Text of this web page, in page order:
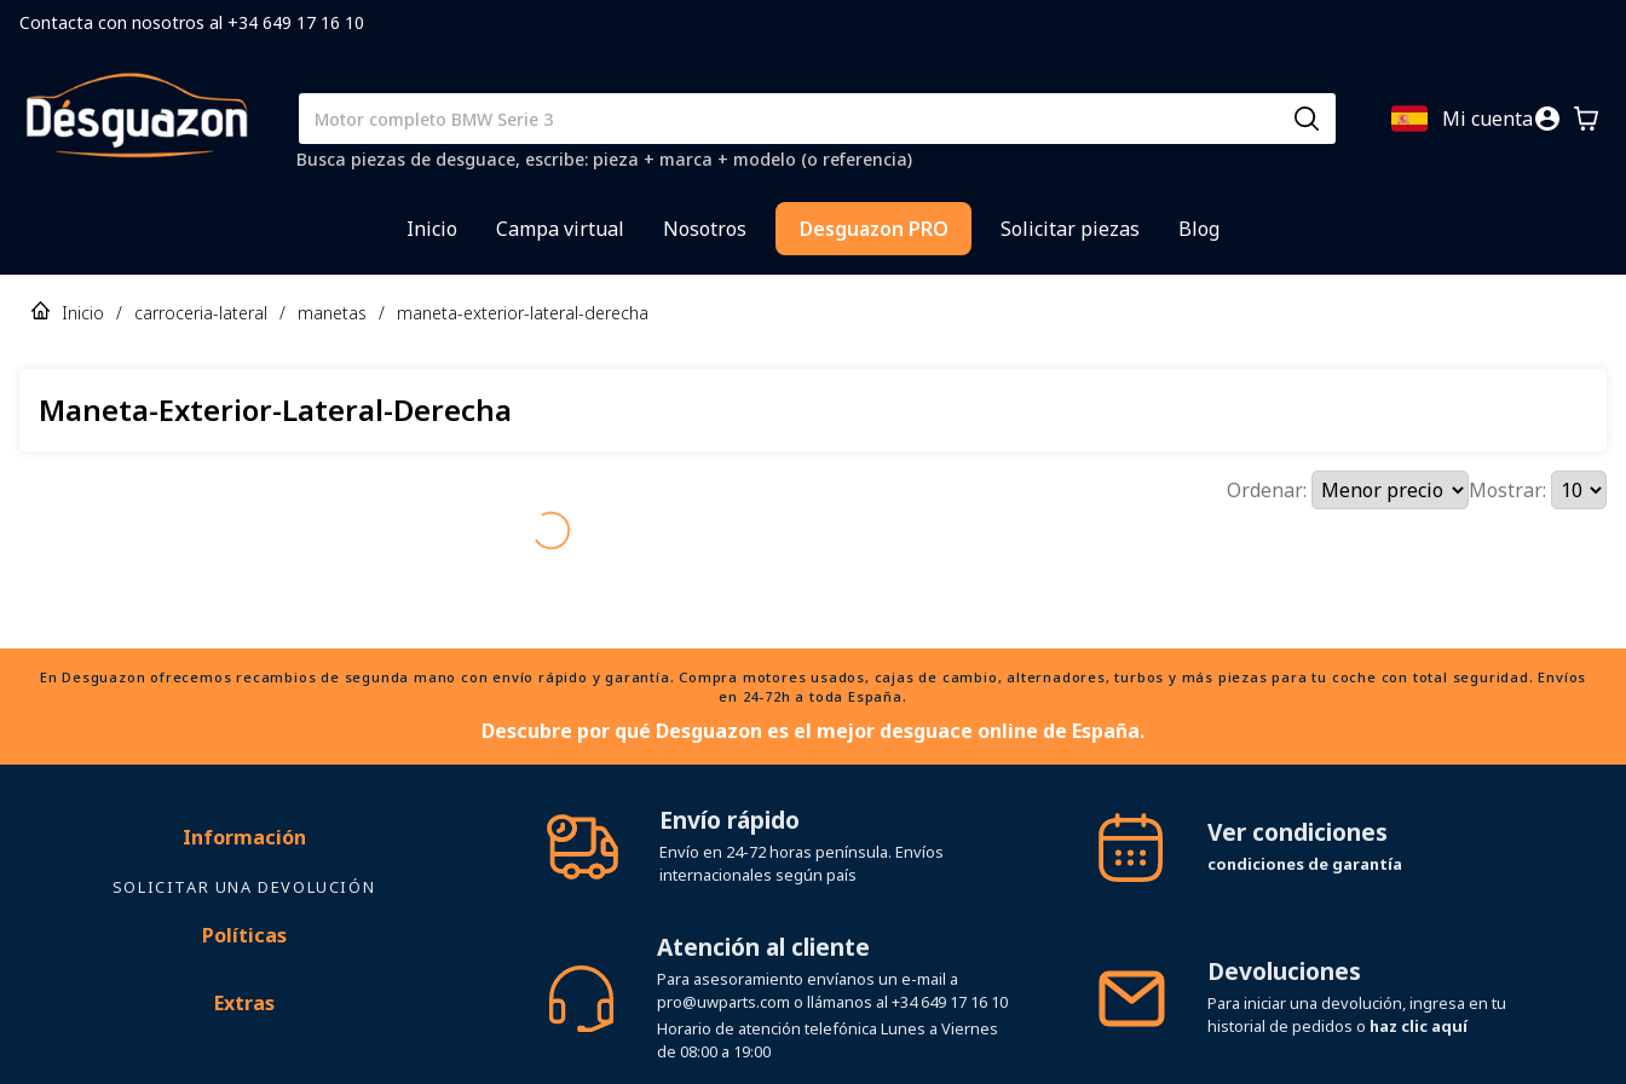
Contacta con nosotros al +34 649 17 16 10
Busca piezas de desguace, escribe: pieza + marca + modelo (o referencia)
Mi cuenta
Inicio Campa virtual Nosotros Desguazon PRO Solicitar piezas Blog
Inicio / carroceria-lateral / manetas / maneta-exterior-lateral-derecha
Maneta-Exterior-Lateral-Derecha
Ordenar: Mostrar:
En Desguazon ofrecemos recambios de segunda mano con envío rápido y garantía. Compra motores usados, cajas de cambio, alternadores, turbos y más piezas para tu coche con total seguridad. Envíos
en 24-72h a toda España.
Descubre por qué Desguazon es el mejor desguace online de España.
Información
SOLICITAR UNA DEVOLUCIÓN
Políticas
Extras
Envío rápido
Envío en 24-72 horas península. Envíos
internacionales según país
Ver condiciones
condiciones de garantía
Atención al cliente
Para asesoramiento envíanos un e-mail a
pro@uwparts.com o llámanos al +34 649 17 16 10
Horario de atención telefónica Lunes a Viernes
de 08:00 a 19:00
Devoluciones
Para iniciar una devolución, ingresa en tu
historial de pedidos o haz clic aquí